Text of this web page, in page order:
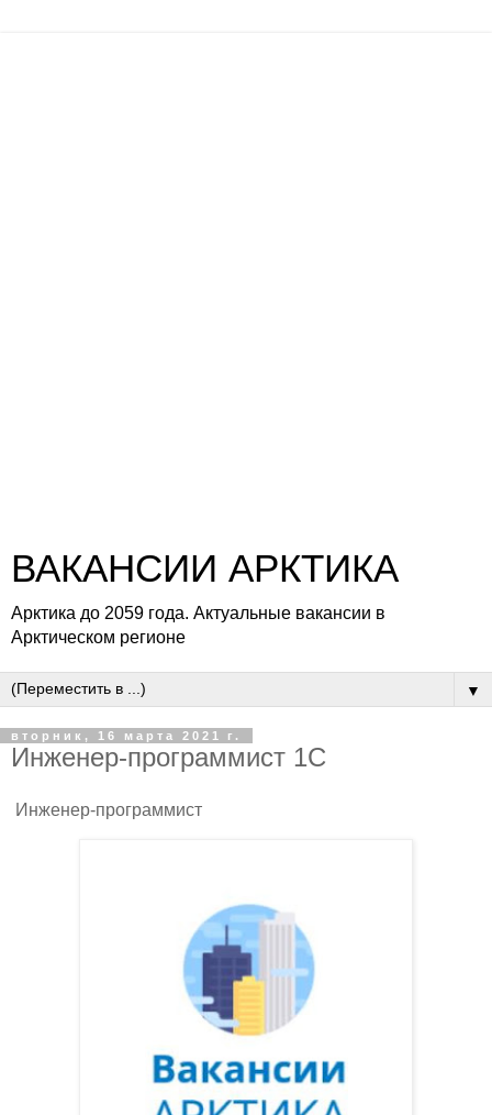
ВАКАНСИИ АРКТИКА
Арктика до 2059 года. Актуальные вакансии в
Арктическом регионе
▼
вторник, 16 марта 2021 г.
Инженер-программист 1С
Инженер-программист